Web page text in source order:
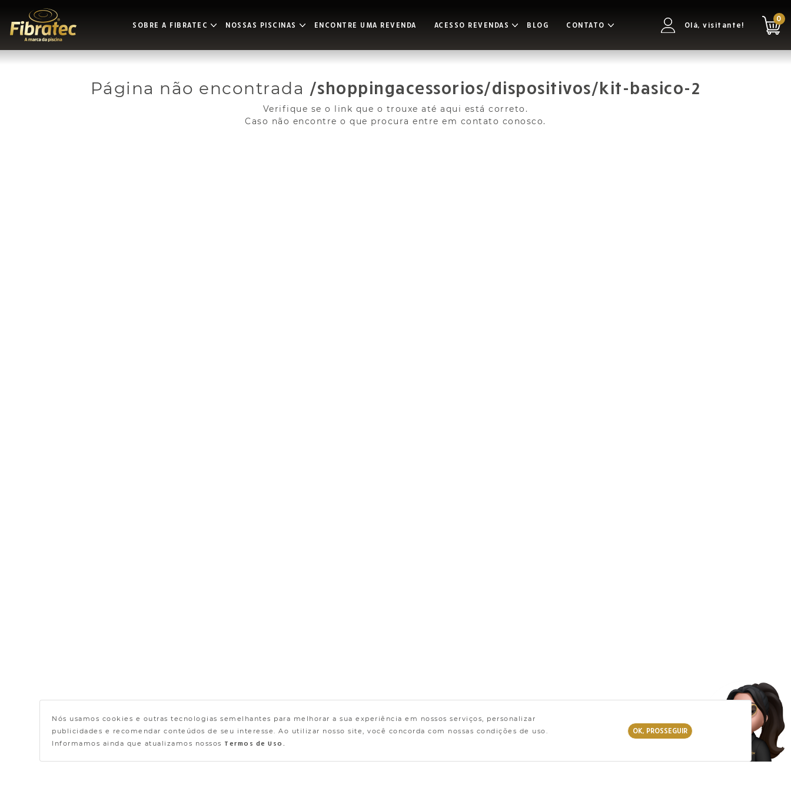
Nós usamos cookies e outras tecnologias semelhantes para melhorar a sua experiência em nossos serviços, personalizar
publicidades e recomendar conteúdos de seu interesse. Ao utilizar nosso site, você concorda com nossas condições de uso.
Informamos ainda que atualizamos nossos Termos de Uso.
OK, PROSSEGUIR
SOBRE A FIBRATEC NOSSAS PISCINAS ENCONTRE UMA REVENDA ACESSO REVENDAS BLOG CONTATO Olá, visitante!
0
Página não encontrada /shoppingacessorios/dispositivos/kit-basico-2
Verifique se o link que o trouxe até aqui está correto.
Caso não encontre o que procura entre em contato conosco.